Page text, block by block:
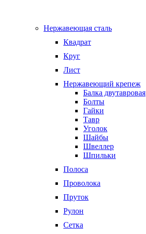
Нержавеющая сталь
Квадрат
Круг
Лист
Нержавеющий крепеж
Балка двутавровая
Болты
Гайки
Тавр
Уголок
Шайбы
Швеллер
Шпильки
Полоса
Проволока
Пруток
Рулон
Сетка